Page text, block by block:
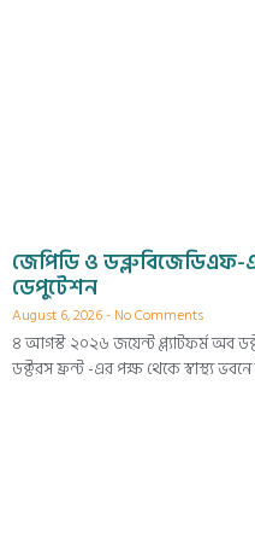
জেপিডি ও ডব্লুবিজেডিএফ-
ডেপুটেশন
August 6, 2026 No Comments
৪ আগস্ট ২০২৬ জয়েন্ট প্ল্যাটফর্ম অব
ডক্টরস ফ্রন্ট -এর পক্ষ থেকে স্বাস্থ্য